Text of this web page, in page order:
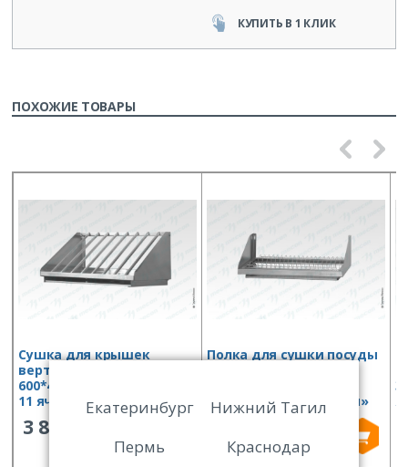
КУПИТЬ В 1 КЛИК
ПОХОЖИЕ ТОВАРЫ
Сушка для крышек
вертикальная СКВн —
600*400*260, нерж. сталь,
11 ячеек
3 846
Полка для сушки посуды
сталь, сетка «стаканы»
(без поддона)
Екатеринбург
Нижний Тагил
Пермь
Краснодар